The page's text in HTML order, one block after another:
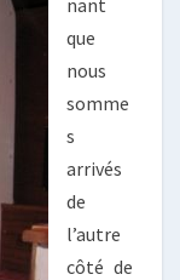
nant
que
nous
somme
s
arrivés
de
l’autre
côté de